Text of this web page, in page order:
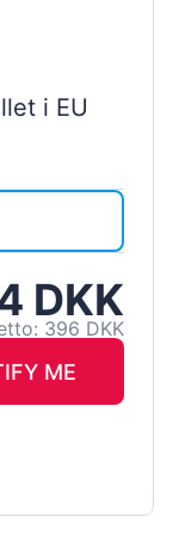
i EU
DKK
396 DKK
ME